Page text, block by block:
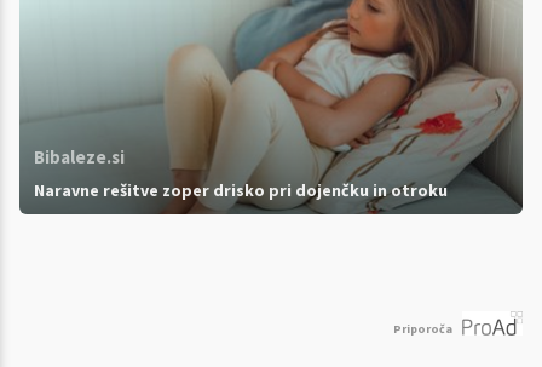
Bibaleze.si
Naravne rešitve zoper drisko pri dojenčku in otroku
Priporoča